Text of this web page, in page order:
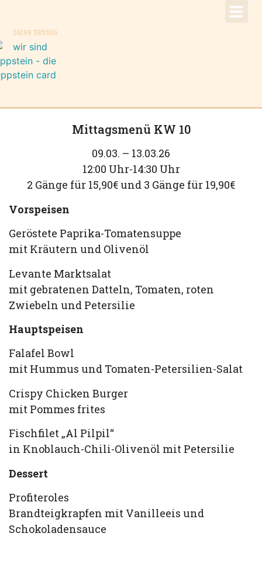
06198 585506
Mittagsmenü KW 10
09.03. – 13.03.26
12:00 Uhr-14:30 Uhr
2 Gänge für 15,90€ und 3 Gänge für 19,90€
Vorspeisen
Geröstete Paprika-Tomatensuppe
mit Kräutern und Olivenöl
Levante Marktsalat
mit gebratenen Datteln, Tomaten, roten
Zwiebeln und Petersilie
Hauptspeisen
Falafel Bowl
mit Hummus und Tomaten-Petersilien-Salat
Crispy Chicken Burger
mit Pommes frites
Fischfilet „Al Pilpil“
in Knoblauch-Chili-Olivenöl mit Petersilie
Dessert
Profiteroles
Brandteigkrapfen mit Vanilleeis und
Schokoladensauce